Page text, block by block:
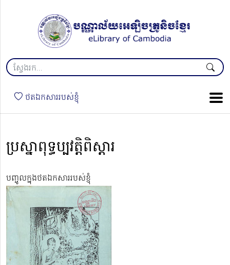
ថតឯកសាររបស់ខ្ញុំ
ប្រស្នាពុទ្ធប្បវត្តិពិស្តារ
បញ្ចូលក្នុងថតឯកសាររបស់ខ្ញុំ